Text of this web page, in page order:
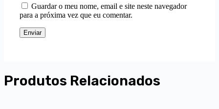
Guardar o meu nome, email e site neste navegador
para a próxima vez que eu comentar.
Enviar
Produtos Relacionados